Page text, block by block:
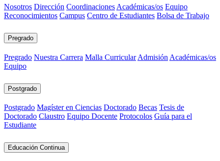
Nosotros Dirección Coordinaciones Académicas/os Equipo
Reconocimientos Campus Centro de Estudiantes Bolsa de Trabajo
Pregrado
Pregrado Nuestra Carrera Malla Curricular Admisión Académicas/os
Equipo
Postgrado
Postgrado Magíster en Ciencias Doctorado Becas Tesis de
Doctorado Claustro Equipo Docente Protocolos Guía para el
Estudiante
Educación Continua